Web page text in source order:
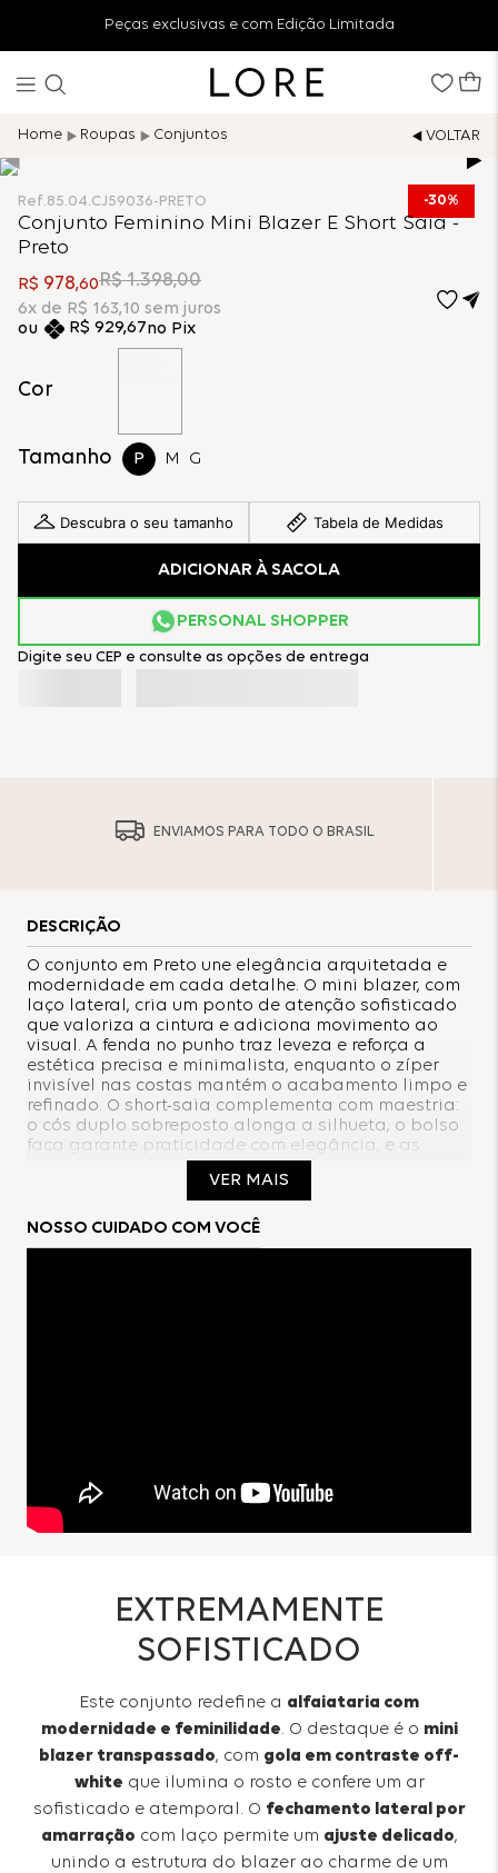
Peças exclusivas e com Edição Limitada
Roupas Conjuntos
30%
Ref.85.04.CJ59036-PRETO
Conjunto Feminino Mini Blazer E Short Saia -
Preto
R$ 978,60R$ 1.398,00
6x de R$ 163,10 sem juros
R$ 929,67no Pix
Cor
Tamanho P M G
Descubra o seu tamanho Tabela de Medidas
ADICIONAR À SACOLA
PERSONAL SHOPPER
Digite seu CEP e consulte as opções de entrega
ENVIAMOS PARA TODO O BRASIL
DESCRIÇÃO
O conjunto em Preto une elegância arquitetada e
modernidade em cada detalhe. O mini blazer, com
laço lateral, cria um ponto de atenção sofisticado
que valoriza a cintura e adiciona movimento ao
visual. A fenda no punho traz leveza e reforça a
estética precisa e minimalista, enquanto o zíper
invisível nas costas mantém o acabamento limpo e
refinado. O short-saia complementa com maestria:
o cós duplo sobreposto alonga a silhueta, o bolso
faca garante praticidade com elegância, e as
pences traseiras asseguram caimento perfeito. O
resultado é um conjunto que entrega força, estilo e
versatilidade, ideal para quem deseja um look
atual, feminino e marcante sem esforço. Uma peça
protagonista para vestir confiança em qualquer
VER MAIS
NOSSO CUIDADO COM VOCÊ
EXTREMAMENTE
SOFISTICADO
Este conjunto redefine a alfaiataria com
modernidade e feminilidade. O destaque é o mini
blazer transpassado, com gola em contraste off-
white que ilumina o rosto e confere um ar
sofisticado e atemporal. O fechamento lateral por
amarração com laço permite um ajuste delicado,
unindo a estrutura do blazer ao charme de um